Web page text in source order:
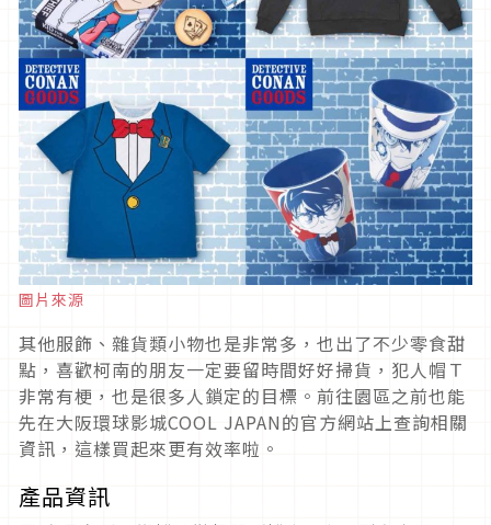
圖片來源
其他服飾、雜貨類小物也是非常多，也出了不少零食甜
點，喜歡柯南的朋友一定要留時間好好掃貨，犯人帽Ｔ
非常有梗，也是很多人鎖定的目標。前往園區之前也能
先在大阪環球影城COOL JAPAN的官方網站上查詢相關
資訊，這樣買起來更有效率啦。
產品資訊